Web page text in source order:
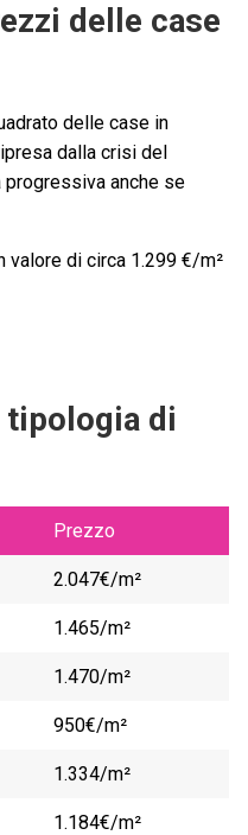
delle case
delle case in
dalla crisi del
anche se
valore di circa 1.299 €/m²
tipologia di
Prezzo
2.047€/m²
1.465/m²
1.470/m²
950€/m²
1.334/m²
1.184€/m²